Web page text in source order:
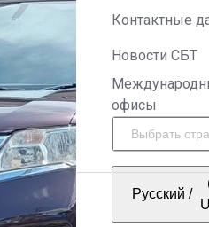
Контактные
Новости СБТ
офисы
Русский /